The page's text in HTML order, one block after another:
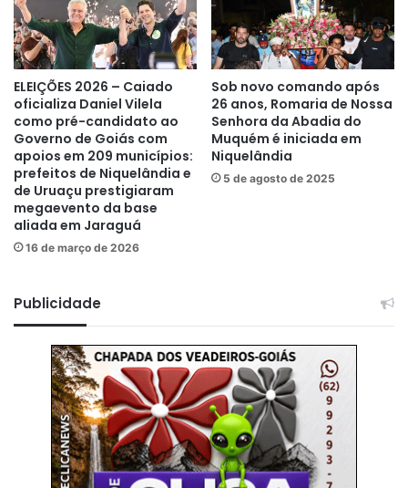
ELEIÇÕES 2026 – Caiado
oficializa Daniel Vilela
como pré-candidato ao
Governo de Goiás com
apoios em 209 municípios:
prefeitos de Niquelândia e
de Uruaçu prestigiaram
megaevento da base
aliada em Jaraguá
16 de março de 2026
Sob novo comando após
26 anos, Romaria de Nossa
Senhora da Abadia do
Muquém é iniciada em
Niquelândia
5 de agosto de 2025
Publicidade